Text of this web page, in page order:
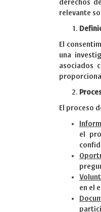
derechos
relevante
El
una
asociados
El proceso
el
en el